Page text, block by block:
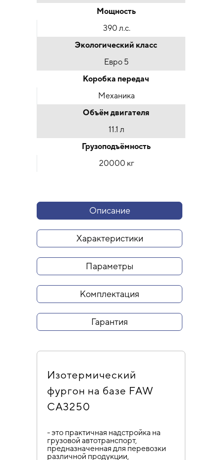
Мощность
390 л.с.
Экологический класс
Евро 5
Коробка передач
Механика
Объём двигателя
11.1 л
Грузоподъёмность
20000 кг
Описание
Характеристики
Параметры
Комплектация
Гарантия
Изотермический
фургон на базе FAW
CA3250
- это практичная надстройка на
грузовой автотранспорт,
предназначенная для перевозки
различной продукции,